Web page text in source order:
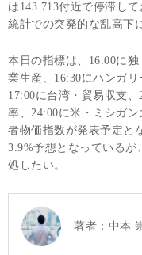
は143.713付近で停滞し
統計での突発的な乱高下
本日の指標は、16:00に
業生産、16:30にハンガリ
17:00に台湾・貿易収支
率、24:00に米・ミシガ
者物価指数が発表予定と
3.9%予想となっている
処したい。
著者： 中本